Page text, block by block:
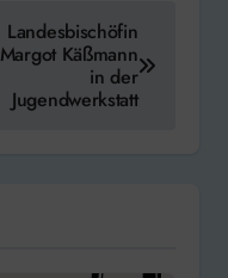
Landesbischöfin
Margot Käßmann
in der
Jugendwerkstatt